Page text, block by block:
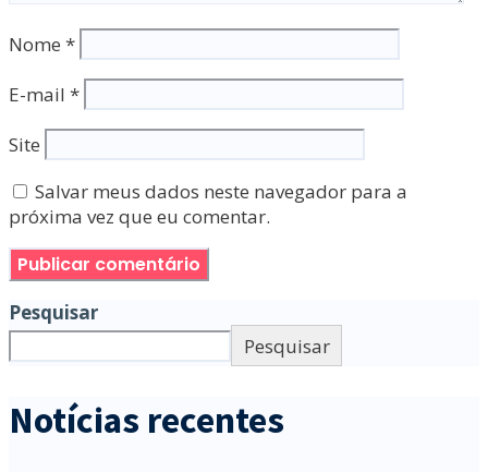
Nome *
E-mail *
Site
Salvar meus dados neste navegador para a
próxima vez que eu comentar.
Pesquisar
Pesquisar
Notícias recentes